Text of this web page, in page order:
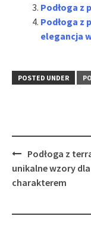
Podłoga z
Podłoga z
elegancja
POSTED UNDER
Post
navigation
Podłoga z
unikalne wzory
charakterem